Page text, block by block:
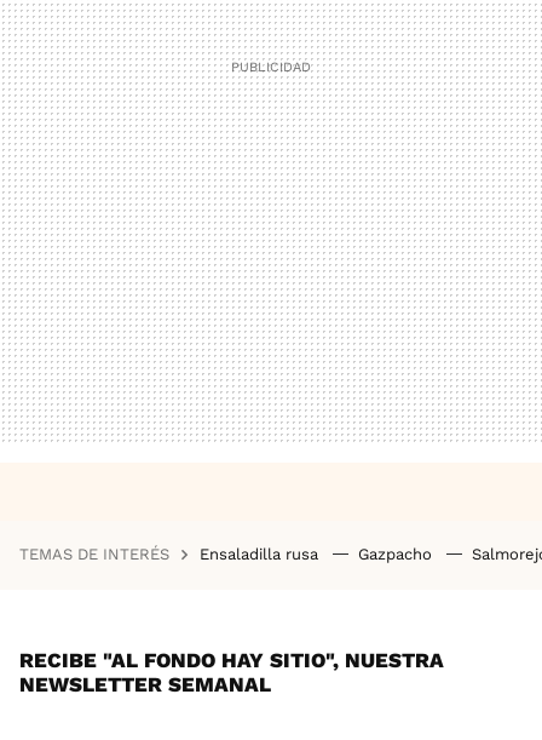
TEMAS DE INTERÉS Ensaladilla rusa Gazpacho
RECIBE "AL FONDO HAY SITIO", NUESTRA
NEWSLETTER SEMANAL